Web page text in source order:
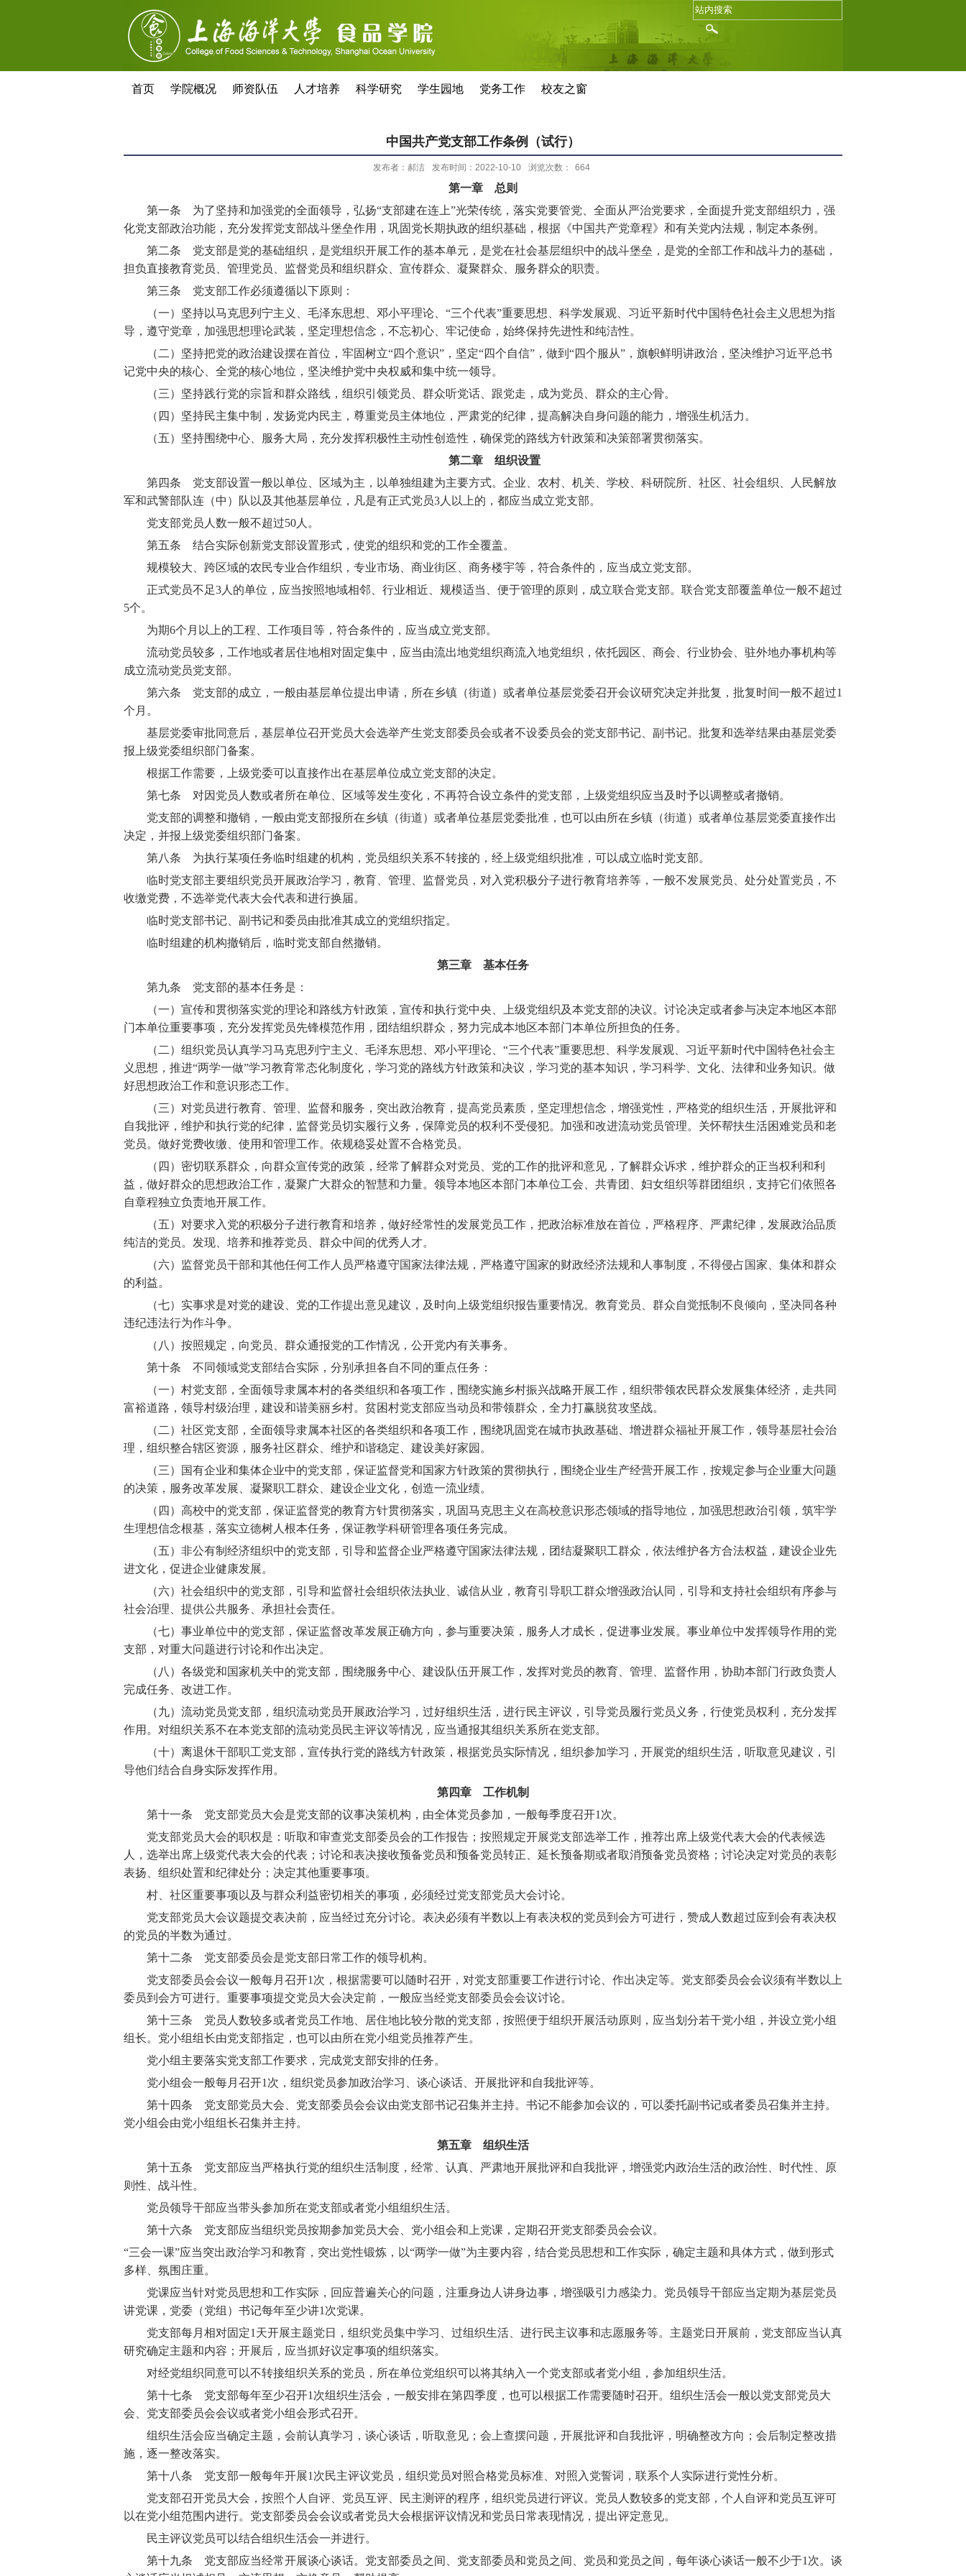
首页 学院概况 师资队伍 人才培养 科学研究 学生园地 党务工作 校友之窗
中国共产党支部工作条例（试行）
发布者：郝洁 发布时间：2022-10-10 浏览次数： 664
第一章 总则
第一条 为了坚持和加强党的全面领导，弘扬“支部建在连上”光荣传统，落实党要管党、全面从严治党要求，全面提升党支部组织力，强
化党支部政治功能，充分发挥党支部战斗堡垒作用，巩固党长期执政的组织基础，根据《中国共产党章程》和有关党内法规，制定本条例。
第二条 党支部是党的基础组织，是党组织开展工作的基本单元，是党在社会基层组织中的战斗堡垒，是党的全部工作和战斗力的基础，
担负直接教育党员、管理党员、监督党员和组织群众、宣传群众、凝聚群众、服务群众的职责。
第三条 党支部工作必须遵循以下原则：
（一）坚持以马克思列宁主义、毛泽东思想、邓小平理论、 “三个代表”重要思想、科学发展观、习近平新时代中国特色社会主义思想为指
导，遵守党章，加强思想理论武装，坚定理想信念，不忘初心、牢记使命，始终保持先进性和纯洁性。
（二）坚持把党的政治建设摆在首位，牢固树立“四个意识” ，坚定“四个自信” ，做到 “四个服从” ，旗帜鲜明讲政治，坚决维护习近平总书
记党中央的核心、全党的核心地位，坚决维护党中央权威和集中统一领导。
（三）坚持践行党的宗旨和群众路线，组织引领党员、群众听党话、跟党走，成为党员、群众的主心骨。
（四）坚持民主集中制，发扬党内民主，尊重党员主体地位，严肃党的纪律，提高解决自身问题的能力，增强生机活力。
（五）坚持围绕中心、服务大局，充分发挥积极性主动性创造性，确保党的路线方针政策和决策部署贯彻落实。
第二章 组织设置
第四条 党支部设置一般以单位、区域为主，以单独组建为主要方式。企业、农村、机关、学校、科研院所、社区、社会组织、人民解放
军和武警部队连（中）队以及其他基层单位，凡是有正式党员3 人以上的，都应当成立党支部。
党支部党员人数一般不超过50 人。
第五条 结合实际创新党支部设置形式，使党的组织和党的工作全覆盖。
规模较大、跨区域的农民专业合作组织，专业市场、商业街区、商务楼宇等，符合条件的，应当成立党支部。
正式党员不足3 人的单位，应当按照地域相邻、行业相近、规模适当、便于管理的原则，成立联合党支部。联合党支部覆盖单位一般不超过
5个。
为期6个月以上的工程、工作项目等，符合条件的，应当成立党支部。
流动党员较多，工作地或者居住地相对固定集中，应当由流出地党组织商流入地党组织，依托园区、商会、行业协会、驻外地办事机构等
成立流动党员党支部。
第六条 党支部的成立，一般由基层单位提出申请，所在乡镇（街道）或者单位基层党委召开会议研究决定并批复，批复时间一般不超过1
个月。
基层党委审批同意后，基层单位召开党员大会选举产生党支部委员会或者不设委员会的党支部书记、副书记。批复和选举结果由基层党委
报上级党委组织部门备案。
根据工作需要，上级党委可以直接作出在基层单位成立党支部的决定。
第七条 对因党员人数或者所在单位、区域等发生变化，不再符合设立条件的党支部，上级党组织应当及时予以调整或者撤销。
党支部的调整和撤销，一般由党支部报所在乡镇（街道）或者单位基层党委批准，也可以由所在乡镇（街道）或者单位基层党委直接作出
决定，并报上级党委组织部门备案。
第八条 为执行某项任务临时组建的机构，党员组织关系不转接的，经上级党组织批准，可以成立临时党支部。
临时党支部主要组织党员开展政治学习，教育、管理、监督党员，对入党积极分子进行教育培养等，一般不发展党员、处分处置党员，不
收缴党费，不选举党代表大会代表和进行换届。
临时党支部书记、副书记和委员由批准其成立的党组织指定。
临时组建的机构撤销后，临时党支部自然撤销。
第三章 基本任务
第九条 党支部的基本任务是：
（一）宣传和贯彻落实党的理论和路线方针政策，宣传和执行党中央、上级党组织及本党支部的决议。讨论决定或者参与决定本地区本部
门本单位重要事项，充分发挥党员先锋模范作用，团结组织群众，努力完成本地区本部门本单位所担负的任务。
（二）组织党员认真学习马克思列宁主义、毛泽东思想、邓小平理论、 “三个代表”重要思想、科学发展观、习近平新时代中国特色社会主
义思想，推进“两学一做”学习教育常态化制度化，学习党的路线方针政策和决议，学习党的基本知识，学习科学、文化、法律和业务知识。做
好思想政治工作和意识形态工作。
（三）对党员进行教育、管理、监督和服务，突出政治教育，提高党员素质，坚定理想信念，增强党性，严格党的组织生活，开展批评和
自我批评，维护和执行党的纪律，监督党员切实履行义务，保障党员的权利不受侵犯。加强和改进流动党员管理。关怀帮扶生活困难党员和老
党员。做好党费收缴、使用和管理工作。依规稳妥处置不合格党员。
（四）密切联系群众，向群众宣传党的政策，经常了解群众对党员、党的工作的批评和意见，了解群众诉求，维护群众的正当权利和利
益，做好群众的思想政治工作，凝聚广大群众的智慧和力量。领导本地区本部门本单位工会、共青团、妇女组织等群团组织，支持它们依照各
自章程独立负责地开展工作。
（五）对要求入党的积极分子进行教育和培养，做好经常性的发展党员工作，把政治标准放在首位，严格程序、严肃纪律，发展政治品质
纯洁的党员。发现、培养和推荐党员、群众中间的优秀人才。
（六）监督党员干部和其他任何工作人员严格遵守国家法律法规，严格遵守国家的财政经济法规和人事制度，不得侵占国家、集体和群众
的利益。
（七）实事求是对党的建设、党的工作提出意见建议，及时向上级党组织报告重要情况。教育党员、群众自觉抵制不良倾向，坚决同各种
违纪违法行为作斗争。
（八）按照规定，向党员、群众通报党的工作情况，公开党内有关事务。
第十条 不同领域党支部结合实际，分别承担各自不同的重点任务：
（一）村党支部，全面领导隶属本村的各类组织和各项工作，围绕实施乡村振兴战略开展工作，组织带领农民群众发展集体经济，走共同
富裕道路，领导村级治理，建设和谐美丽乡村。贫困村党支部应当动员和带领群众，全力打赢脱贫攻坚战。
（二）社区党支部，全面领导隶属本社区的各类组织和各项工作，围绕巩固党在城市执政基础、增进群众福祉开展工作，领导基层社会治
理，组织整合辖区资源，服务社区群众、维护和谐稳定、建设美好家园。
（三）国有企业和集体企业中的党支部，保证监督党和国家方针政策的贯彻执行，围绕企业生产经营开展工作，按规定参与企业重大问题
的决策，服务改革发展、凝聚职工群众、建设企业文化，创造一流业绩。
（四）高校中的党支部，保证监督党的教育方针贯彻落实，巩固马克思主义在高校意识形态领域的指导地位，加强思想政治引领，筑牢学
生理想信念根基，落实立德树人根本任务，保证教学科研管理各项任务完成。
（五）非公有制经济组织中的党支部，引导和监督企业严格遵守国家法律法规，团结凝聚职工群众，依法维护各方合法权益，建设企业先
进文化，促进企业健康发展。
（六）社会组织中的党支部，引导和监督社会组织依法执业、诚信从业，教育引导职工群众增强政治认同，引导和支持社会组织有序参与
社会治理、提供公共服务、承担社会责任。
（七）事业单位中的党支部，保证监督改革发展正确方向，参与重要决策，服务人才成长，促进事业发展。事业单位中发挥领导作用的党
支部，对重大问题进行讨论和作出决定。
（八）各级党和国家机关中的党支部，围绕服务中心、建设队伍开展工作，发挥对党员的教育、管理、监督作用，协助本部门行政负责人
完成任务、改进工作。
（九）流动党员党支部，组织流动党员开展政治学习，过好组织生活，进行民主评议，引导党员履行党员义务，行使党员权利，充分发挥
作用。对组织关系不在本党支部的流动党员民主评议等情况，应当通报其组织关系所在党支部。
（十）离退休干部职工党支部，宣传执行党的路线方针政策，根据党员实际情况，组织参加学习，开展党的组织生活，听取意见建议，引
导他们结合自身实际发挥作用。
第四章 工作机制
第十一条 党支部党员大会是党支部的议事决策机构，由全体党员参加，一般每季度召开1 次。
党支部党员大会的职权是：听取和审查党支部委员会的工作报告；按照规定开展党支部选举工作，推荐出席上级党代表大会的代表候选
人，选举出席上级党代表大会的代表；讨论和表决接收预备党员和预备党员转正、延长预备期或者取消预备党员资格；讨论决定对党员的表彰
表扬、组织处置和纪律处分；决定其他重要事项。
村、社区重要事项以及与群众利益密切相关的事项，必须经过党支部党员大会讨论。
党支部党员大会议题提交表决前，应当经过充分讨论。表决必须有半数以上有表决权的党员到会方可进行，赞成人数超过应到会有表决权
的党员的半数为通过。
第十二条 党支部委员会是党支部日常工作的领导机构。
党支部委员会会议一般每月召开1 次，根据需要可以随时召开，对党支部重要工作进行讨论、作出决定等。党支部委员会会议须有半数以上
委员到会方可进行。重要事项提交党员大会决定前，一般应当经党支部委员会会议讨论。
第十三条 党员人数较多或者党员工作地、居住地比较分散的党支部，按照便于组织开展活动原则，应当划分若干党小组，并设立党小组
组长。党小组组长由党支部指定，也可以由所在党小组党员推荐产生。
党小组主要落实党支部工作要求，完成党支部安排的任务。
党小组会一般每月召开1 次，组织党员参加政治学习、谈心谈话、开展批评和自我批评等。
第十四条 党支部党员大会、党支部委员会会议由党支部书记召集并主持。书记不能参加会议的，可以委托副书记或者委员召集并主持。
党小组会由党小组组长召集并主持。
第五章 组织生活
第十五条 党支部应当严格执行党的组织生活制度，经常、认真、严肃地开展批评和自我批评，增强党内政治生活的政治性、时代性、原
则性、战斗性。
党员领导干部应当带头参加所在党支部或者党小组组织生活。
第十六条 党支部应当组织党员按期参加党员大会、党小组会和上党课，定期召开党支部委员会会议。
“三会一课”应当突出政治学习和教育，突出党性锻炼，以“两学一做”为主要内容，结合党员思想和工作实际，确定主题和具体方式，做到形式
多样、氛围庄重。
党课应当针对党员思想和工作实际，回应普遍关心的问题，注重身边人讲身边事，增强吸引力感染力。党员领导干部应当定期为基层党员
讲党课，党委（党组）书记每年至少讲1 次党课。
党支部每月相对固定1 天开展主题党日，组织党员集中学习、过组织生活、进行民主议事和志愿服务等。主题党日开展前，党支部应当认真
研究确定主题和内容；开展后，应当抓好议定事项的组织落实。
对经党组织同意可以不转接组织关系的党员，所在单位党组织可以将其纳入一个党支部或者党小组，参加组织生活。
第十七条 党支部每年至少召开1 次组织生活会，一般安排在第四季度，也可以根据工作需要随时召开。组织生活会一般以党支部党员大
会、党支部委员会会议或者党小组会形式召开。
组织生活会应当确定主题，会前认真学习，谈心谈话，听取意见；会上查摆问题，开展批评和自我批评，明确整改方向；会后制定整改措
施，逐一整改落实。
第十八条 党支部一般每年开展1 次民主评议党员，组织党员对照合格党员标准、对照入党誓词，联系个人实际进行党性分析。
党支部召开党员大会，按照个人自评、党员互评、民主测评的程序，组织党员进行评议。党员人数较多的党支部，个人自评和党员互评可
以在党小组范围内进行。党支部委员会会议或者党员大会根据评议情况和党员日常表现情况，提出评定意见。
民主评议党员可以结合组织生活会一并进行。
第十九条 党支部应当经常开展谈心谈话。党支部委员之间、党支部委员和党员之间、党员和党员之间，每年谈心谈话一般不少于1 次。谈